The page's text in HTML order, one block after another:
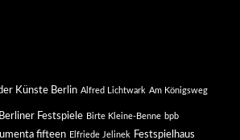
Künste Berlin Alfred Lichtwark Am Königsweg
Berliner Festspiele Birte Kleine-Benne bpb
fifteen Elfriede Jelinek
Festspielhaus